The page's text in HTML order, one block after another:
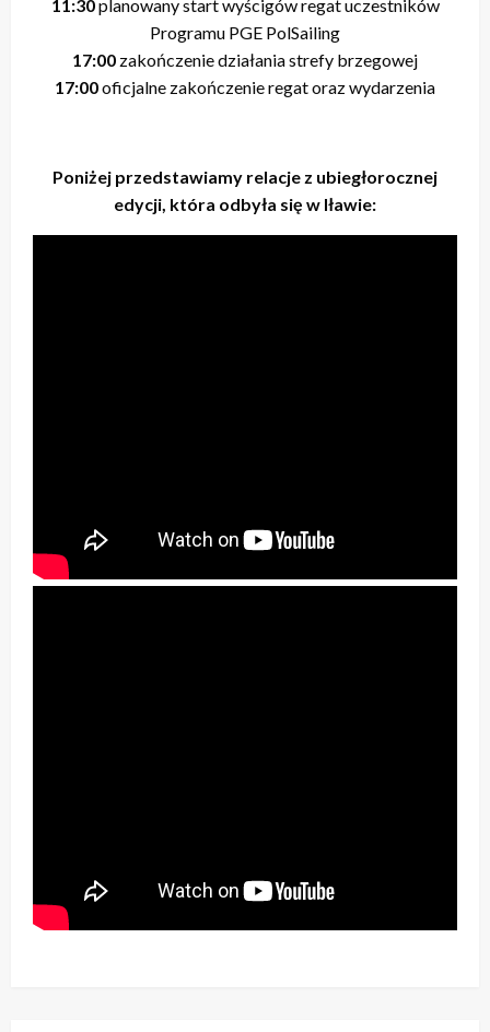
11:30planowany start wyścigów regat uczestników
Programu PGE PolSailing
17:00 zakończenie działania strefy brzegowej
17:00oficjalne zakończenie regat oraz wydarzenia
Poniżej przedstawiamy relacje z ubiegłorocznej
edycji, która odbyła się w Iławie: